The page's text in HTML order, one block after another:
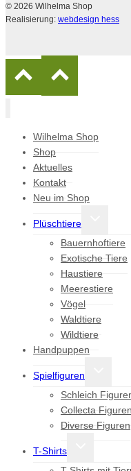
© 2026 Wilhelma Shop
Realisierung: webdesign hess
Wilhelma Shop
Shop
Aktuelles
Kontakt
Neu im Shop
Plüschtiere
Bauernhoftiere
Exotische Tiere
Haustiere
Meerestiere
Vögel
Waldtiere
Wildtiere
Handpuppen
Spielfiguren
Schleich
Collecta Figuren
Diverse Figuren
T-Shirts